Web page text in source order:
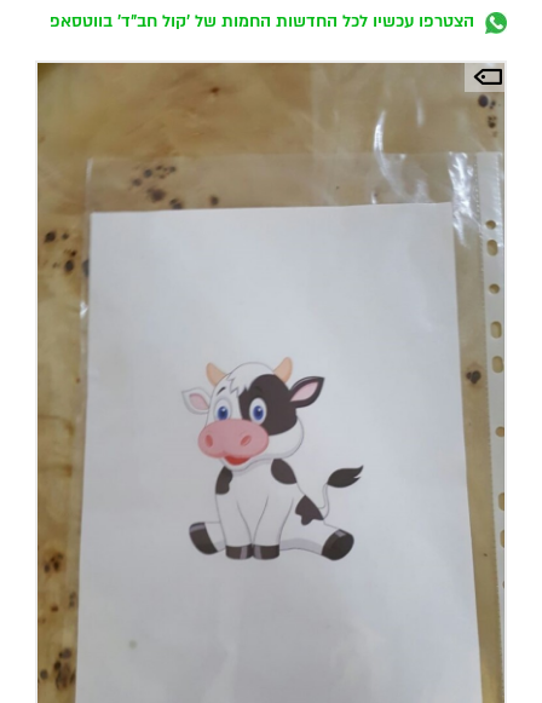
הצטרפו עכשיו לכל החדשות החמות של 'קול חב"ד' בווטסאפ